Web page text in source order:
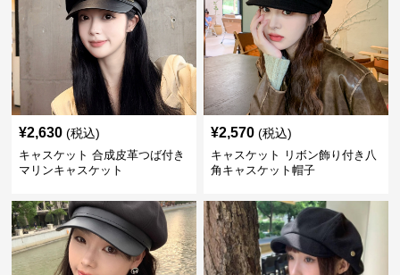
¥2,630 (税込)
キャスケット 合成皮革つば付き
マリンキャスケット
¥2,570 (税込)
キャスケット リボン飾り付き八
角キャスケット帽子